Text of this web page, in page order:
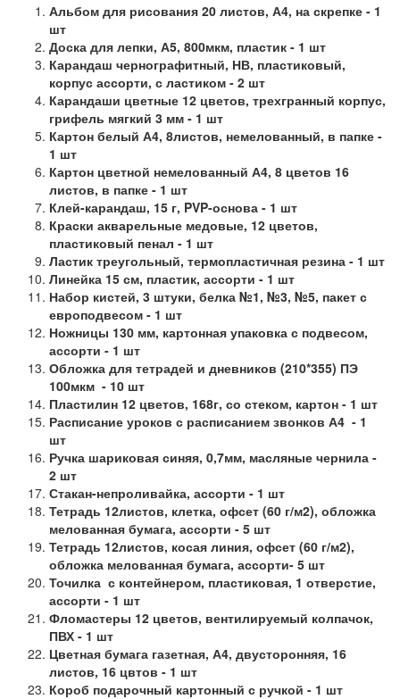
Альбом для рисования 20 листов, А4, на скрепке - 1
шт
Доска для лепки, А5, 800мкм, пластик - 1 шт
Карандаш чернографитный, НВ, пластиковый,
корпус ассорти, с ластиком - 2 шт
Карандаши цветные 12 цветов, трехгранный корпус,
грифель мягкий 3 мм - 1 шт
Картон белый А4, 8листов, немелованный, в папке -
1 шт
Картон цветной немелованный А4, 8 цветов 16
листов, в папке - 1 шт
Клей-карандаш, 15 г, PVP-основа - 1 шт
Краски акварельные медовые, 12 цветов,
пластиковый пенал - 1 шт
Ластик треугольный, термопластичная резина - 1 шт
Линейка 15 см, пластик, ассорти - 1 шт
Набор кистей, 3 штуки, белка №1, №3, №5, пакет с
европодвесом - 1 шт
Ножницы 130 мм, картонная упаковка с подвесом,
ассорти - 1 шт
Обложка для тетрадей и дневников (210*355) ПЭ
100мкм - 10 шт
Пластилин 12 цветов, 168г, со стеком, картон - 1 шт
Расписание уроков с расписанием звонков А4 - 1
шт
Ручка шариковая синяя, 0,7мм, масляные чернила -
2 шт
Стакан-непроливайка, ассорти - 1 шт
Тетрадь 12листов, клетка, офсет (60 г/м2), обложка
мелованная бумага, ассорти - 5 шт
Тетрадь 12листов, косая линия, офсет (60 г/м2),
обложка мелованная бумага, ассорти- 5 шт
Точилка с контейнером, пластиковая, 1 отверстие,
ассорти - 1 шт
Фломастеры 12 цветов, вентилируемый колпачок,
ПВХ - 1 шт
Цветная бумага газетная, А4, двусторонняя, 16
листов, 16 цвтов - 1 шт
Короб подарочный картонный с ручкой - 1 шт